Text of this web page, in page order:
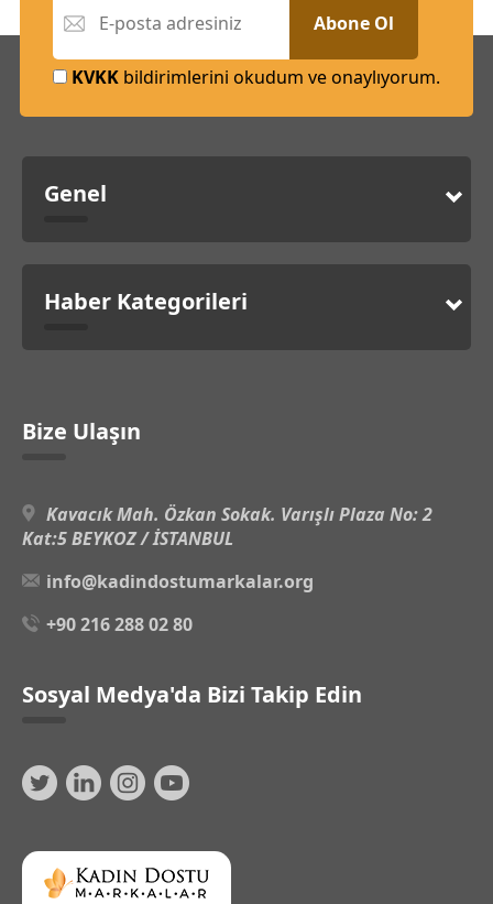
Abone Ol
KVKK bildirimlerini okudum ve onaylıyorum.
Genel
Haber Kategorileri
Bize Ulaşın
Kavacık Mah. Özkan Sokak. Varışlı Plaza No: 2
Kat:5 BEYKOZ / İSTANBUL
info@kadindostumarkalar.org
+90 216 288 02 80
Sosyal Medya'da Bizi Takip Edin